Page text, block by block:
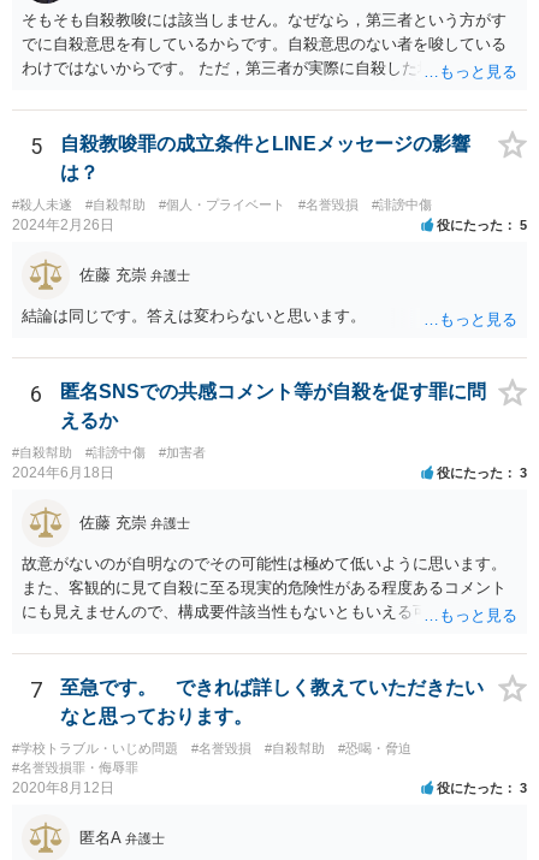
そもそも自殺教唆には該当しません。なぜなら，第三者という方がす
でに自殺意思を有しているからです。自殺意思のない者を唆している
わけではないからです。 ただ，第三者が実際に自殺した場合，あなた
5
自殺教唆罪の成立条件とLINEメッセージの影響
は？
#殺人未遂 #自殺幇助 #個人・プライベート #名誉毀損 #誹謗中傷
2024年2月26日 役にたった 5
佐藤 充崇 弁護士
結論は同じです。答えは変わらないと思います。
6
匿名SNSでの共感コメント等が自殺を促す罪に問
えるか
#自殺幇助 #誹謗中傷 #加害者
2024年6月18日 役にたった 3
佐藤 充崇 弁護士
故意がないのが自明なのでその可能性は極めて低いように思います。
また、客観的に見て自殺に至る現実的危険性がある程度あるコメント
にも見えませんので、構成要件該当性もないともいえる可能性は高い
7
至急です。 できれば詳しく教えていただきたい
なと思っております。
#学校トラブル・いじめ問題 #名誉毀損 #自殺幇助
#恐喝・脅迫
#名誉毀損罪・侮辱罪
2020年8月12日 役にたった 3
匿名A 弁護士